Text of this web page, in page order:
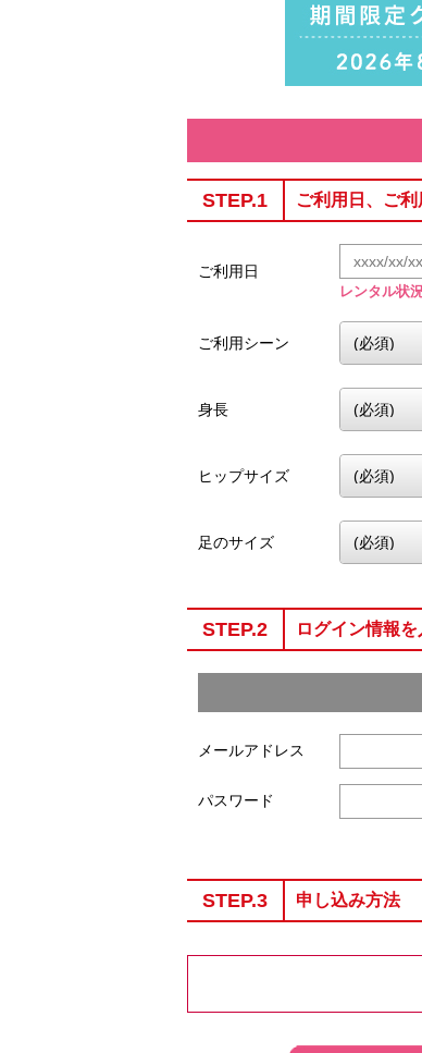
STEP.1 ご利用日、ご
ご利用日
レンタル状
ご利用シーン
身長
ヒップサイズ
足のサイズ
STEP.2 ログイン情報
メールアドレス
パスワード
STEP.3 申し込み方法